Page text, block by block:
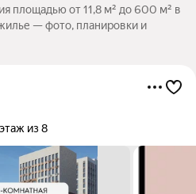
площадью от 11,8 м² до 600 м² в
— фото, планировки и
из 8